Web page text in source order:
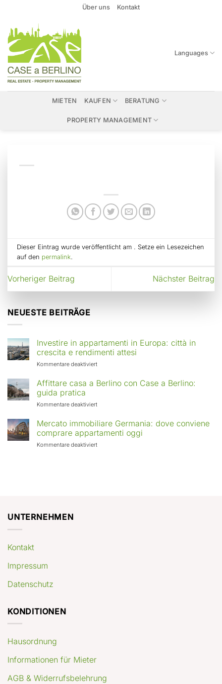
springen
Über uns Kontakt
Languages
MIETEN KAUFEN BERATUNG
PROPERTY MANAGEMENT
Dieser Eintrag wurde veröffentlicht am . Setze ein Lesezeichen
auf den permalink.
Vorheriger Beitrag Nächster Beitrag
NEUESTE BEITRÄGE
Investire in appartamenti in Europa: città in
crescita e rendimenti attesi
Kommentare deaktiviertfür
in
Europa:
in
crescita
rendimenti
Affittare casa a Berlino con Case a Berlino:
guida pratica
Kommentare deaktiviertfür
casa
a
Berlino
con
Mercato immobiliare Germania: dove conviene
comprare appartamenti oggi
Kommentare deaktiviertfür
UNTERNEHMEN
Kontakt
Impressum
Datenschutz
KONDITIONEN
Hausordnung
Informationen für Mieter
AGB & Widerrufsbelehrung